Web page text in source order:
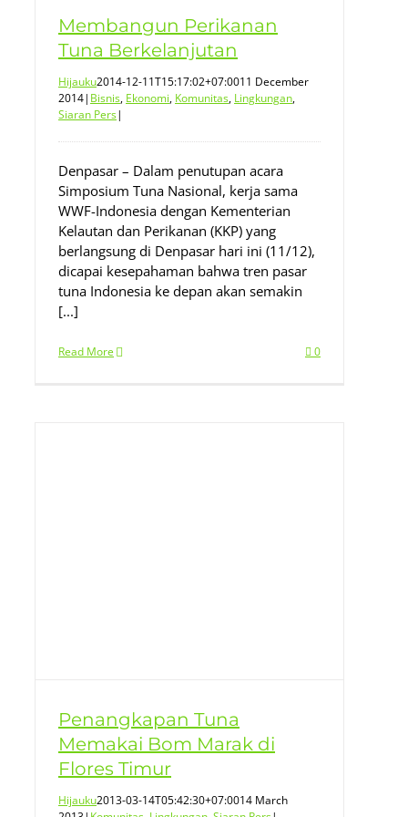
Membangun Perikanan
Tuna Berkelanjutan
Hijauku2014-12-11T15:17:02+07:0011 December
2014| Bisnis, Ekonomi, Komunitas, Lingkungan,
Siaran Pers|
Denpasar – Dalam penutupan acara
Simposium Tuna Nasional, kerja sama
WWF-Indonesia dengan Kementerian
Kelautan dan Perikanan (KKP) yang
berlangsung di Denpasar hari ini (11/12),
dicapai kesepahaman bahwa tren pasar
tuna Indonesia ke depan akan semakin
[...]
Read More 0
Penangkapan Tuna
Memakai Bom Marak di
Flores Timur
Hijauku2013-03-14T05:42:30+07:0014 March